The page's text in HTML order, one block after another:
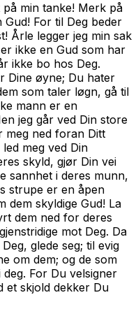
min tanke! Merk på
For til Deg beder
Årle legger jeg min sak
ikke en Gud som har
ikke bo hos Deg.
Dine øyne; Du hater
som taler løgn, gå til
mann er en
jeg går ved Din store
meg ned foran Ditt
meg ved Din
skyld, gjør Din vei
sannhet i deres munn,
strupe er en åpen
dem skyldige Gud! La
dem ned for deres
mot Deg. Da
glede seg; til evig
om dem; og de som
For Du velsigner
et skjold dekker Du